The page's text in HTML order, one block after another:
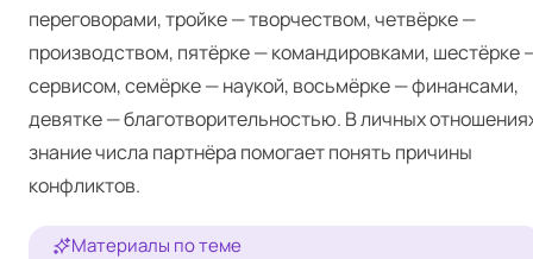
переговорами, тройке — творчеством, четвёрке —
производством, пятёрке — командировками, шестёрке
сервисом, семёрке — наукой, восьмёрке — финансами,
девятке — благотворительностью. В личных
знание числа партнёра помогает понять причины
конфликтов.
Материалы по теме